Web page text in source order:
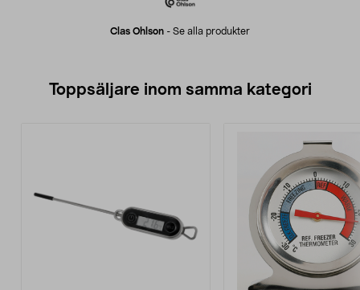
Clas Ohlson - Se alla produkter
Toppsäljare inom samma kategori